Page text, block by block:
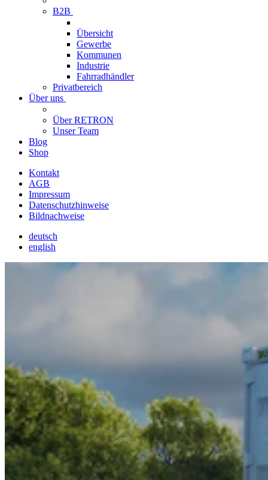
B2B
Übersicht
Gewerbe
Kommunen
Industrie
Fahrradhändler
Privatbereich
Über uns
Über RETRON
Unser Team
Blog
Shop
Kontakt
AGB
Impressum
Datenschutzhinweise
Bildnachweise
deutsch
english